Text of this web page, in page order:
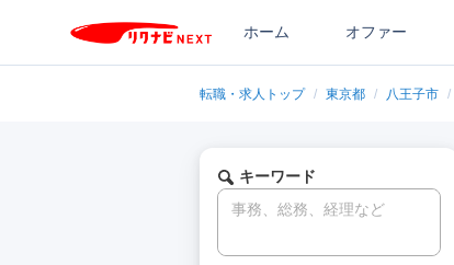
ホーム オファー
転職・求人トップ / 東京都 / 八王子市 /
キーワード